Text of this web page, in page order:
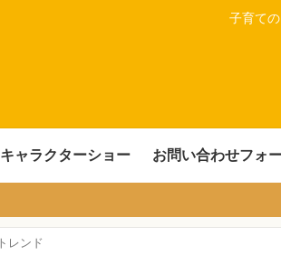
子育て
キャラクターショー お問い合わせフォ
トレンド